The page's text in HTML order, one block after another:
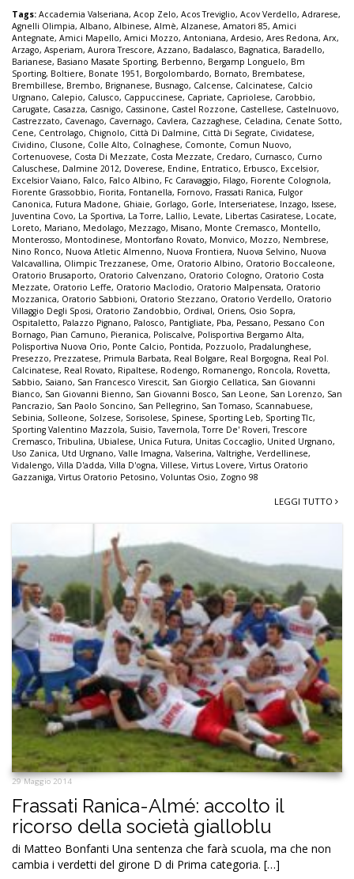
Tags: Accademia Valseriana, Acop Zelo, Acos Treviglio, Acov Verdello, Adrarese,
Agnelli Olimpia, Albano, Albinese, Almè, Alzanese, Amatori 85, Amici
Antegnate, Amici Mapello, Amici Mozzo, Antoniana, Ardesio, Ares Redona, Arx,
Arzago, Asperiam, Aurora Trescore, Azzano, Badalasco, Bagnatica, Baradello,
Barianese, Basiano Masate Sporting, Berbenno, Bergamp Longuelo, Bm
Sporting, Boltiere, Bonate 1951, Borgolombardo, Bornato, Brembatese,
Brembillese, Brembo, Brignanese, Busnago, Calcense, Calcinatese, Calcio
Urgnano, Calepio, Calusco, Cappuccinese, Capriate, Capriolese, Carobbio,
Carugate, Casazza, Casnigo, Cassinone, Castel Rozzone, Castellese, Castelnuovo,
Castrezzato, Cavenago, Cavernago, Cavlera, Cazzaghese, Celadina, Cenate Sotto,
Cene, Centrolago, Chignolo, Città Di Dalmine, Città Di Segrate, Cividatese,
Cividino, Clusone, Colle Alto, Colnaghese, Comonte, Comun Nuovo,
Cortenuovese, Costa Di Mezzate, Costa Mezzate, Credaro, Curnasco, Curno
Caluschese, Dalmine 2012, Doverese, Endine, Entratico, Erbusco, Excelsior,
Excelsior Vaiano, Falco, Falco Albino, Fc Caravaggio, Filago, Fiorente Colognola,
Fiorente Grassobbio, Fiorita, Fontanella, Fornovo, Frassati Ranica, Fulgor
Canonica, Futura Madone, Ghiaie, Gorlago, Gorle, Interseriatese, Inzago, Issese,
Juventina Covo, La Sportiva, La Torre, Lallio, Levate, Libertas Casiratese, Locate,
Loreto, Mariano, Medolago, Mezzago, Misano, Monte Cremasco, Montello,
Monterosso, Montodinese, Montorfano Rovato, Monvico, Mozzo, Nembrese,
Nino Ronco, Nuova Atletic Almenno, Nuova Frontiera, Nuova Selvino, Nuova
Valcavallina, Olimpic Trezzanese, Ome, Oratorio Albino, Oratorio Boccaleone,
Oratorio Brusaporto, Oratorio Calvenzano, Oratorio Cologno, Oratorio Costa
Mezzate, Oratorio Leffe, Oratorio Maclodio, Oratorio Malpensata, Oratorio
Mozzanica, Oratorio Sabbioni, Oratorio Stezzano, Oratorio Verdello, Oratorio
Villaggio Degli Sposi, Oratorio Zandobbio, Ordival, Oriens, Osio Sopra,
Ospitaletto, Palazzo Pignano, Palosco, Pantigliate, Pba, Pessano, Pessano Con
Bornago, Pian Camuno, Pieranica, Poliscalve, Polisportiva Bergamo Alta,
Polisportiva Nuova Orio, Ponte Calcio, Pontida, Pozzuolo, Pradalunghese,
Presezzo, Prezzatese, Primula Barbata, Real Bolgare, Real Borgogna, Real Pol.
Calcinatese, Real Rovato, Ripaltese, Rodengo, Romanengo, Roncola, Rovetta,
Sabbio, Saiano, San Francesco Virescit, San Giorgio Cellatica, San Giovanni
Bianco, San Giovanni Bienno, San Giovanni Bosco, San Leone, San Lorenzo, San
Pancrazio, San Paolo Soncino, San Pellegrino, San Tomaso, Scannabuese,
Sebinia, Solleone, Solzese, Sorisolese, Spinese, Sporting Leb, Sporting Tlc,
Sporting Valentino Mazzola, Suisio,Tavernola,Torre De' Roveri,Trescore
Cremasco,Tribulina, Ubialese, Unica Futura, Unitas Coccaglio, United Urgnano,
Uso Zanica, Utd Urgnano, Valle Imagna, Valserina, Valtrighe, Verdellinese,
Vidalengo, Villa D'adda, Villa D'ogna, Villese, Virtus Lovere, Virtus Oratorio
Gazzaniga, Virtus Oratorio Petosino, Voluntas Osio, Zogno 98
LEGGI TUTTO
29 Maggio 2014
Frassati Ranica-Almé: accolto il
ricorso della società gialloblu
di Matteo Bonfanti Una sentenza che farà scuola, ma che non
cambia i verdetti del girone D di Prima categoria. […]